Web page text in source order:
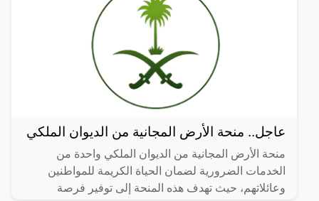
عاجل.. منحة الأرض المجانية من الديوان الملكي
منحة الأرض المجانية من الديوان الملكي واحدة من
الخدمات الضرورية لضمان الحياة الكريمة للمواطنين
وعائلاتهم، حيث تهدف هذه المنحة إلى توفير فرصة